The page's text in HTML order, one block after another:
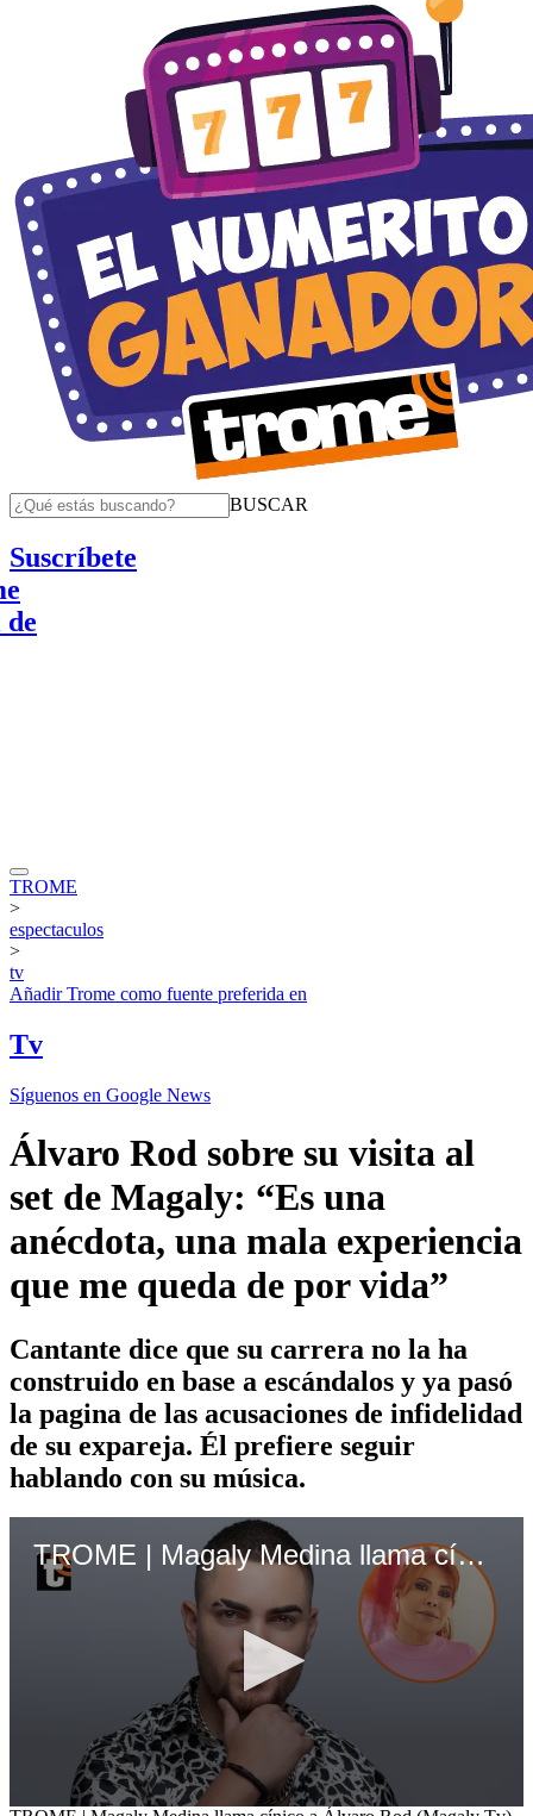
BUSCAR
Suscríbete
TROME
>
espectaculos
>
tv
AñadirTrome como fuente preferida en
Tv
Síguenos en Google News
Álvaro Rod sobre su visita al
set de Magaly: “Es una
anécdota, una mala experiencia
que me queda de por vida”
Cantante dice que su carrera no la ha
construido en base a escándalos y ya pasó
la pagina de las acusaciones de infidelidad
de su expareja. Él prefiere seguir
hablando con su música.
TROME | Magaly Medina llama cínico a Álvaro Rod (Magaly Tv)